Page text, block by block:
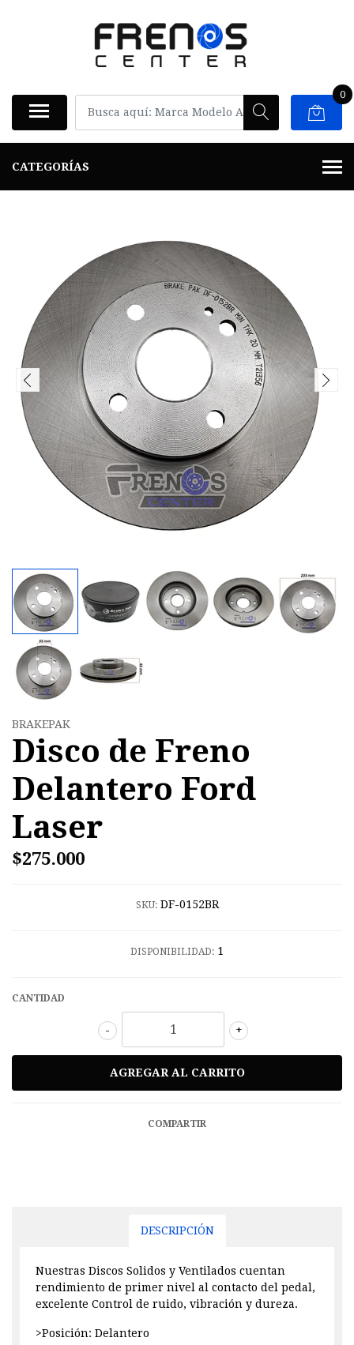
0
CATEGORÍAS
BRAKEPAK
Disco de Freno
Delantero Ford
Laser
$275.000
SKU: DF-0152BR
DISPONIBILIDAD: 1
CANTIDAD
+
-
COMPARTIR
DESCRIPCIÓN
Nuestras Discos Solidos y Ventilados cuentan
rendimiento de primer nivel al contacto del pedal,
excelente Control de ruido, vibración y dureza.
>Posición: Delantero